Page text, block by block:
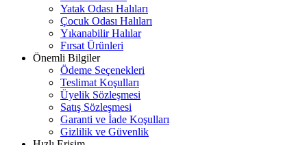
Yatak Odası Halıları
Çocuk Odası Halıları
Yıkanabilir Halılar
Fırsat Ürünleri
Önemli Bilgiler
Ödeme Seçenekleri
Teslimat Koşulları
Üyelik Sözleşmesi
Satış Sözleşmesi
Garanti ve İade Koşulları
Gizlilik ve Güvenlik